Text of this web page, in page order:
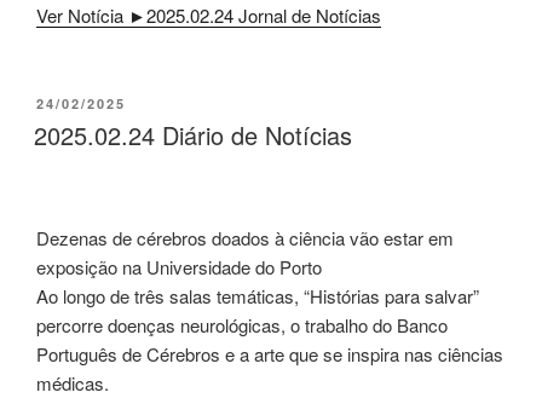
Ver Notícia ►2025.02.24 Jornal de Notícias
PUBLICADO
EM
24/02/2025
2025.02.24 Diário de Notícias
Dezenas de cérebros doados à ciência vão estar em
exposição na Universidade do Porto
Ao longo de três salas temáticas, “Histórias para salvar”
percorre doenças neurológicas, o trabalho do Banco
Português de Cérebros e a arte que se inspira nas ciências
médicas.